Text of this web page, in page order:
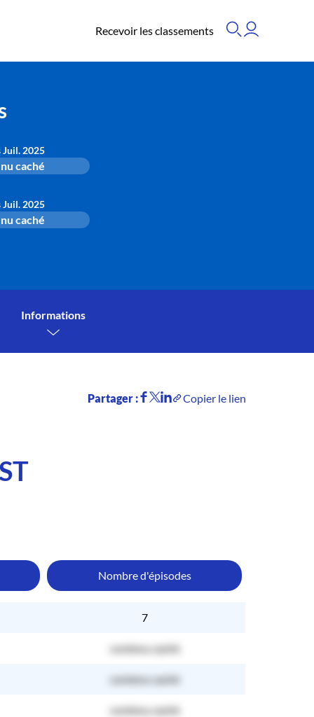
Recevoir les classements
Juil. 2025
caché
Juil. 2025
caché
Informations
Partager : Copier le lien
Nombre d'épisodes
7
contenu caché
contenu caché
contenu caché